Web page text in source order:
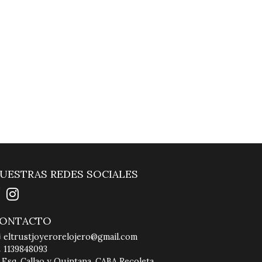
REDES SOCIALES
eltrustjoyerorelojero@gmail.com
1139848093